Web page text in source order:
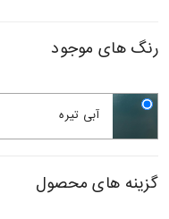
رنگ های موجود
آبی تیره
گزینه های محصول